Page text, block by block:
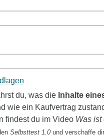
du, was die Inhalte
wie ein Kaufvertrag
findest du im Video Was ist
Selbsttest 1.0 und verschaffe